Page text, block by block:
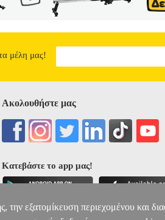
τα μέλη μας!
Ακολουθήστε μας
Κατεβάστε το app μας!
την εξατομίκευση περιεχομένου και